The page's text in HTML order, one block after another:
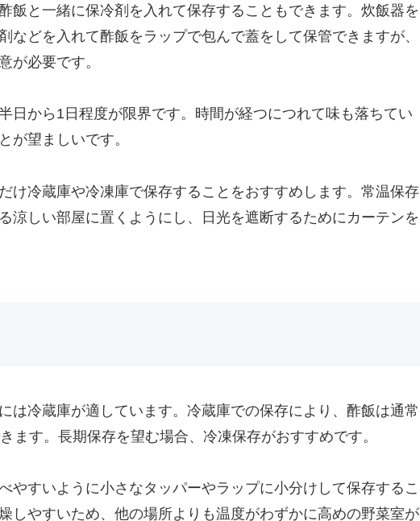
飯と一緒に保冷剤を入れて保存することもできます。炊飯器を
などを入れて酢飯をラップで包んで蓋をして保管できますが、
が必要です。
日から1日程度が限界です。時間が経つにつれて味も落ちてい
が望ましいです。
け冷蔵庫や冷凍庫で保存することをおすすめします。常温保存
涼しい部屋に置くようにし、日光を遮断するためにカーテンを
は冷蔵庫が適しています。冷蔵庫での保存により、酢飯は通常
ます。長期保存を望む場合、冷凍保存がおすすめです。
やすいように小さなタッパーやラップに小分けして保存するこ
しやすいため、他の場所よりも温度がわずかに高めの野菜室が